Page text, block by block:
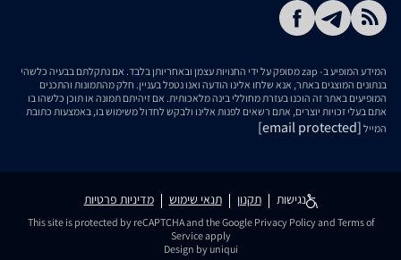
המידע המופיע ב- zap מסופק על ידי החנויות עצמן ובאחריותן בלבד. אם נתקלתם בבעיה כלשהי
בנתונים המוצגים באתר, אנא שלחו אלינו הודעה ואנו נטפל בעניין. חלק מהתמונות והתכנים
המופיעים באתר זה הוכנו בעזרת מחוללי בינה מלאכותית. אם זיהיתם תמונה או תוכן כלשהו בו
אתם בעלי זכויות יוצרים, אתם רשאים לפנות אלינו ולבקש לחדול משימוש בו, באמצעות כתובת
המייל [email protected]
נגישות תקנון תנאי שימוש מדיניות פרטיות
This site is protected by reCAPTCHA and the Google Privacy Policyand Terms of
Serviceapply
Design by uniqui